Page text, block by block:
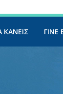
ΚΑΝΕΙΣ